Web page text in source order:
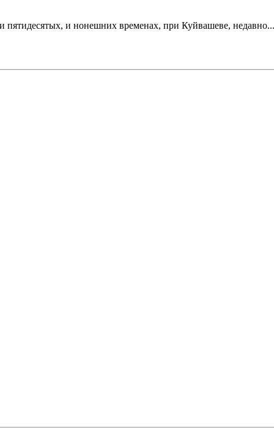
пятидесятых, и нонешних временах, при Куйвашеве,